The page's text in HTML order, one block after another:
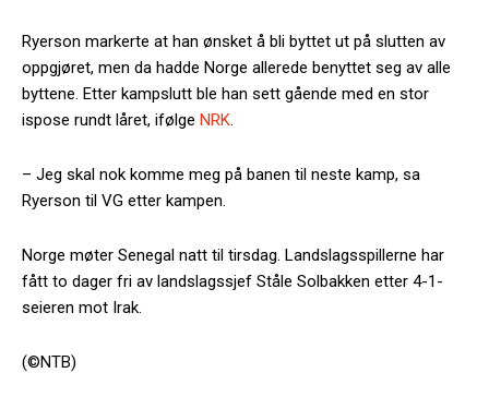
Ryerson markerte at han ønsket å bli byttet ut på slutten av
oppgjøret, men da hadde Norge allerede benyttet seg av alle
byttene. Etter kampslutt ble han sett gående med en stor
ispose rundt låret, ifølge NRK
– Jeg skal nok komme meg på banen til neste kamp, sa
Ryerson til VG etter kampen.
Norge møter Senegal natt til tirsdag. Landslagsspillerne har
fått to dager fri av landslagssjef Ståle Solbakken etter 4-1-
seieren mot Irak.
(©NTB)